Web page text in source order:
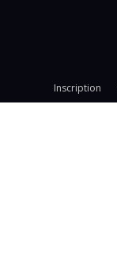
Inscription